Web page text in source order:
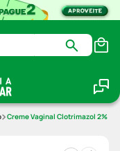
Creme Vaginal Clotrimazol 2%